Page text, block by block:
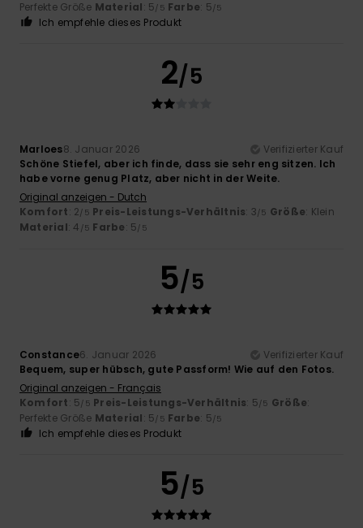
Perfekte Größe Material: 5/5 Farbe: 5/5
Ich empfehle dieses Produkt
2/5
Marloes8. Januar 2026
Verifizierter Kauf
Schöne Stiefel, aber ich finde, dass sie sehr eng sitzen. Ich
habe vorne genug Platz, aber nicht in der Weite.
Original anzeigen - Dutch
Komfort: 2/5 Preis-Leistungs-Verhältnis: 3/5 Größe: Klein
Material: 4 /5 Farbe: 5/5
5/5
Constance6. Januar 2026
Verifizierter Kauf
Bequem, super hübsch, gute Passform! Wie auf den Fotos.
Original anzeigen - Français
Komfort: 5/5 Preis-Leistungs-Verhältnis: 5/5 Größe:
Perfekte Größe Material: 5/5 Farbe: 5/5
Ich empfehle dieses Produkt
5/5